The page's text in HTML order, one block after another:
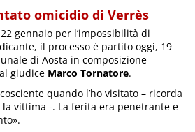
omicidio di Verrès
gennaio per l’impossibilità di
il processo è partito oggi, 19
di Aosta in composizione
giudice Marco Tornatore.
quando l’ho visitato – ricorda
vittima -. La ferita era penetrante e